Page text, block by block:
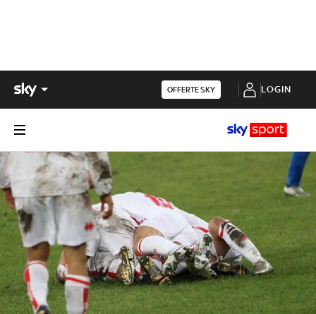
OFFERTE SKY LOGIN